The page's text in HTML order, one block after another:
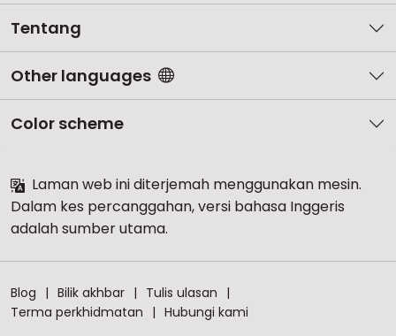
Tentang
Other languages
Color scheme
Laman web ini diterjemah menggunakan mesin.
Dalam kes percanggahan, versi bahasa Inggeris
adalah sumber utama.
Blog Bilik akhbar
Tulis ulasan
Terma perkhidmatan
Hubungi kami